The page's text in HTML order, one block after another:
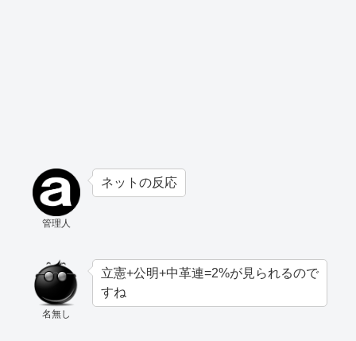
管理人
ネットの反応
名無し
立憲+公明+中革連=2%が見られるので
すね